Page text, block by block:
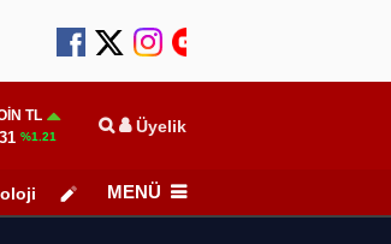
TL
%1.21 Üyelik
Köşe Yazarları
MENÜ